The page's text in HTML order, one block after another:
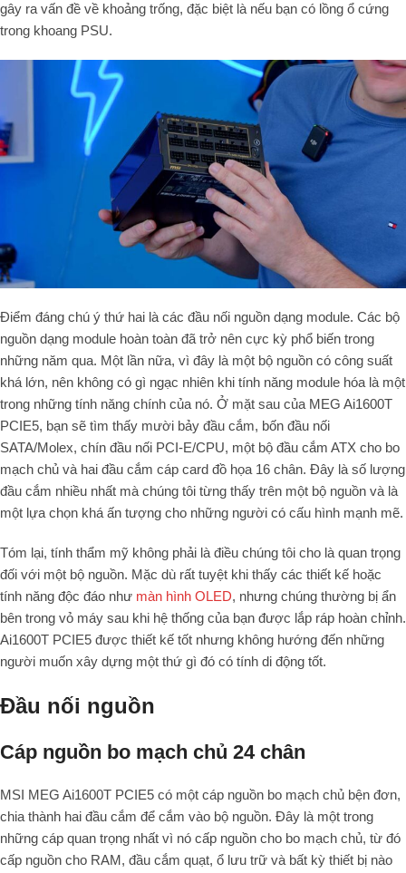
gây ra vấn đề về khoảng trống, đặc biệt là nếu bạn có lồng ổ cứng
trong khoang PSU.
Điểm đáng chú ý thứ hai là các đầu nối nguồn dạng module. Các bộ
nguồn dạng module hoàn toàn đã trở nên cực kỳ phổ biến trong
những năm qua. Một lần nữa, vì đây là một bộ nguồn có công suất
khá lớn, nên không có gì ngạc nhiên khi tính năng module hóa là một
trong những tính năng chính của nó. Ở mặt sau của MEG Ai1600T
PCIE5, bạn sẽ tìm thấy mười bảy đầu cắm, bốn đầu nối
SATA/Molex, chín đầu nối PCI-E/CPU, một bộ đầu cắm ATX cho bo
mạch chủ và hai đầu cắm cáp card đồ họa 16 chân. Đây là số lượng
đầu cắm nhiều nhất mà chúng tôi từng thấy trên một bộ nguồn và là
một lựa chọn khá ấn tượng cho những người có cấu hình mạnh mẽ.
Tóm lại, tính thẩm mỹ không phải là điều chúng tôi cho là quan trọng
đối với một bộ nguồn. Mặc dù rất tuyệt khi thấy các thiết kế hoặc
tính năng độc đáo như màn hình OLED, nhưng chúng thường bị ẩn
bên trong vỏ máy sau khi hệ thống của bạn được lắp ráp hoàn chỉnh.
Ai1600T PCIE5 được thiết kế tốt nhưng không hướng đến những
người muốn xây dựng một thứ gì đó có tính di động tốt.
Đầu nối nguồn
Cáp nguồn bo mạch chủ 24 chân
MSI MEG Ai1600T PCIE5 có một cáp nguồn bo mạch chủ bện đơn,
chia thành hai đầu cắm để cắm vào bộ nguồn. Đây là một trong
những cáp quan trọng nhất vì nó cấp nguồn cho bo mạch chủ, từ đó
cấp nguồn cho RAM, đầu cắm quạt, ổ lưu trữ và bất kỳ thiết bị nào